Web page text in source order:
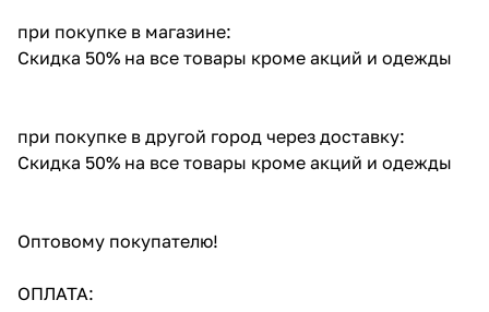
при покупке в магазине:
Скидка 50% на все товары кроме акций и одежды
при покупке в другой город через доставку:
Скидка 50% на все товары кроме акций и одежды
Оптовому покупателю!
ОПЛАТА: